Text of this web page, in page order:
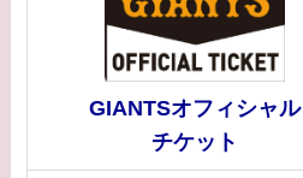
GIANTSオフィシャル
チケット